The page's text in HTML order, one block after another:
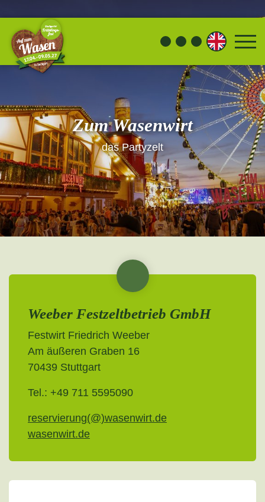
Zum Wasenwirt
das Partyzelt
Weeber Festzeltbetrieb GmbH
Festwirt Friedrich Weeber
Am äußeren Graben 16
70439 Stuttgart
Tel.: +49 711 5595090
reservierung(@)wasenwirt.de
wasenwirt.de